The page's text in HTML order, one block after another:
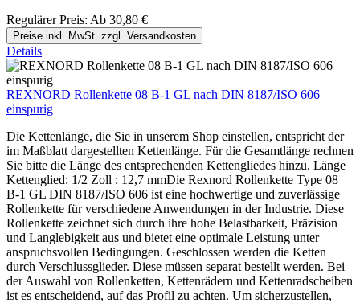
Regulärer Preis: Ab 30,80 €
Preise inkl. MwSt. zzgl. Versandkosten
Details
REXNORD Rollenkette 08 B-1 GL nach DIN 8187/ISO 606
einspurig
Die Kettenlänge, die Sie in unserem Shop einstellen, entspricht der
im Maßblatt dargestellten Kettenlänge. Für die Gesamtlänge rechnen
Sie bitte die Länge des entsprechenden Kettengliedes hinzu. Länge
Kettenglied: 1/2 Zoll : 12,7 mmDie Rexnord Rollenkette Type 08
B-1 GL DIN 8187/ISO 606 ist eine hochwertige und zuverlässige
Rollenkette für verschiedene Anwendungen in der Industrie. Diese
Rollenkette zeichnet sich durch ihre hohe Belastbarkeit, Präzision
und Langlebigkeit aus und bietet eine optimale Leistung unter
anspruchsvollen Bedingungen. Geschlossen werden die Ketten
durch Verschlussglieder. Diese müssen separat bestellt werden. Bei
der Auswahl von Rollenketten, Kettenrädern und Kettenradscheiben
ist es entscheidend, auf das Profil zu achten. Um sicherzustellen,